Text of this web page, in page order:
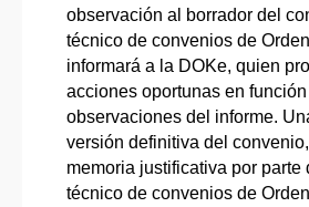
observación al borrador del
técnico de convenios de
informará a la DOKe, quien
acciones oportunas en
observaciones del informe.
versión definitiva del
memoria justificativa por parte
técnico de convenios de